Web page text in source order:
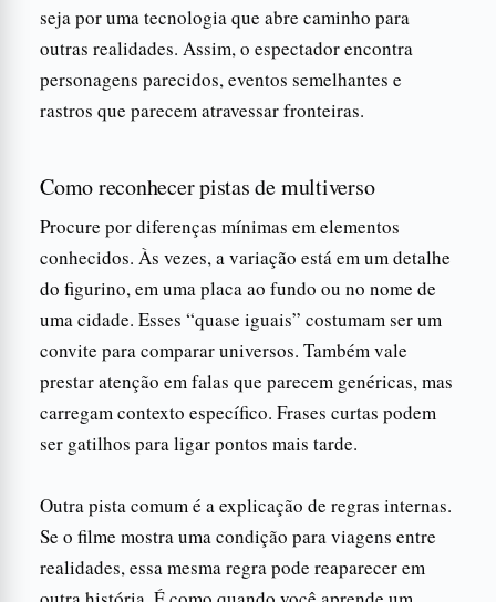
seja por uma tecnologia que abre caminho para
outras realidades. Assim, o espectador encontra
personagens parecidos, eventos semelhantes e
rastros que parecem atravessar fronteiras.
Como reconhecer pistas de multiverso
Procure por diferenças mínimas em elementos
conhecidos. Às vezes, a variação está em um detalhe
do figurino, em uma placa ao fundo ou no nome de
uma cidade. Esses “quase iguais” costumam ser um
convite para comparar universos. Também vale
prestar atenção em falas que parecem genéricas, mas
carregam contexto específico. Frases curtas podem
ser gatilhos para ligar pontos mais tarde.
Outra pista comum é a explicação de regras internas.
Se o filme mostra uma condição para viagens entre
realidades, essa mesma regra pode reaparecer em